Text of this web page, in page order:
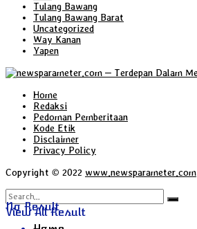
Tulang Bawang
Tulang Bawang Barat
Uncategorized
Way Kanan
Yapen
Home
Redaksi
Pedoman Pemberitaan
Kode Etik
Disclaimer
Privacy Policy
Copyright © 2022 www.newsparameter.com
No Result
View All Result